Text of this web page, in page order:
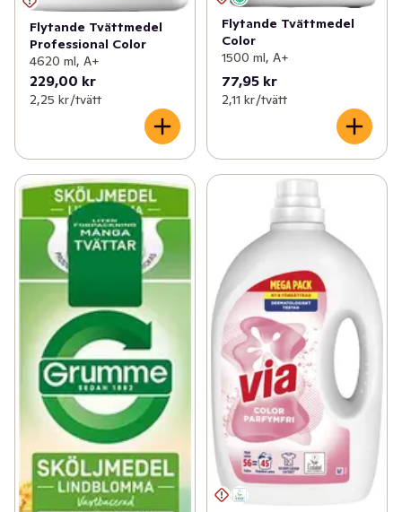
Flytande Tvättmedel
Professional Color
4620 ml, A+
229,00 kr
2,25 kr /tvätt
Flytande Tvättmedel
Color
1500 ml, A+
77,95 kr
2,11 kr /tvätt